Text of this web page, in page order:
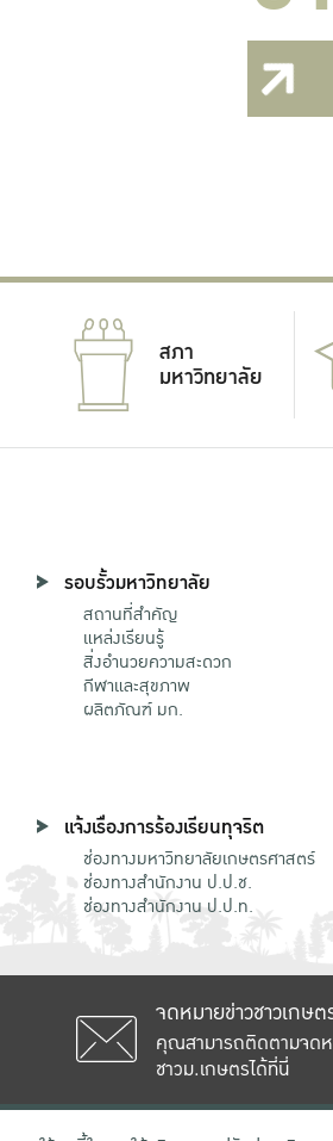
สภา
มหาวิทยาลัย
รอบรั้วมหาวิทยาลัย
สถานที่สำคัญ
แหล่งเรียนรู้
สิ่งอำนวยความสะดวก
กีฬาและสุขภาพ
ผลิตภัณฑ์ มก.
แจ้งเรื่องการร้องเรียนทุจริต
ช่องทางมหาวิทยาลัยเกษตรศาสตร์
ช่องทางสำนักงาน ป.ป.ช.
ช่องทางสำนักงาน ป.ป.ท.
จดหมายข่าวชาวเกษต
คุณสามารถติดตามจด
ชาวม.เกษตรได้ที่นี่